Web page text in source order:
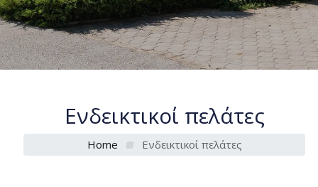
Ενδεικτικοί πελάτες
Home Ενδεικτικοί πελάτες